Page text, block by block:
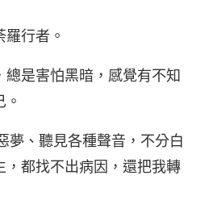
行者。
總是害怕黑暗，感覺有不知
夢、聽見各種聲音，不分白
，都找不出病因，還把我轉